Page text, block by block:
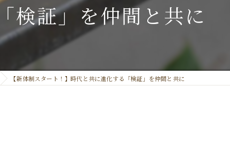
検証」を仲間と共に
【新体制スタート！】時代と共に進化する「検証」を仲間と共に